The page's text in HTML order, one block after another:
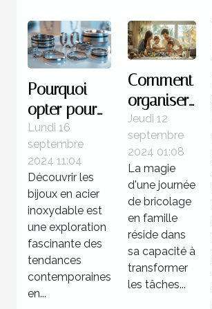
Pourquoi
opter pour
des bijoux
en acier
inoxydable
?
Lundi 16
septembre
2024 11:04
Découvrir les
bijoux en acier
inoxydable est
une exploration
fascinante des
tendances
contemporaines
en...
Comment
organiser
une
journée
de
bricolage
familiale
réussie
Jeudi 12
septembre
2024 01:08
La magie
d'une journée
de bricolage
en famille
réside dans
sa capacité à
transformer
les tâches...